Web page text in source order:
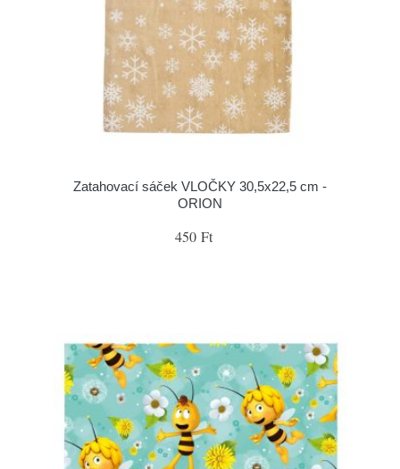
Zatahovací sáček VLOČKY 30,5x22,5 cm -
ORION
450 Ft